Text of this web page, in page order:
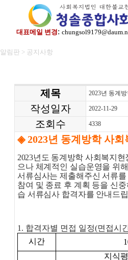
대표메일 변경:
알림판 > 공지사항
제목 2023년 동계
작성일자 2022-11-29
조회수 4338
◈2023년 동계방학 사
2023년도 동계방학 사회복지
으나 체계적인 실습운영을 위
서류심사는 제출해주신 서류
참여 및 종료 후 계획 등을 신
습 서류심사 합격자를 안내드
1. 합격자별 면접 일정(면접시
시간
지식